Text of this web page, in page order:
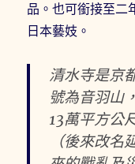
品。也可銜接至二
日本藝妓。
清水寺是京
號為音羽山
13萬平方公
（後來改